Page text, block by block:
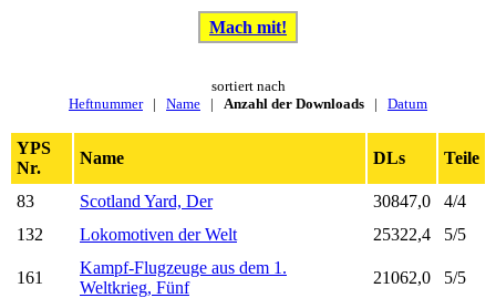
Mach mit!
sortiert nach
Heftnummer| Name | Anzahl der Downloads | Datum
YPS
Nr.
Name DLs Teile
83 Scotland Yard, Der 30847,0
4/4
132
Lokomotiven der Welt 25322,4 5/5
161
Kampf-Flugzeuge aus dem 1.
Weltkrieg, Fünf
21062,0 5/5